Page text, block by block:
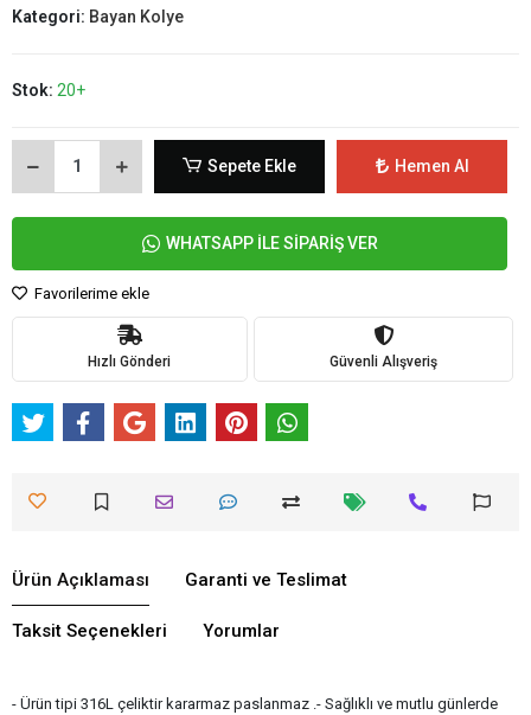
Kategori: Bayan Kolye
Stok: 20+
Sepete Ekle Hemen Al
WHATSAPP İLE SİPARİŞ VER
Favorilerime ekle
Hızlı Gönderi Güvenli Alışveriş
Ürün Açıklaması Garanti ve Teslimat
Taksit Seçenekleri Yorumlar
- Ürün tipi 316L çeliktir kararmaz paslanmaz .- Sağlıklı ve mutlu günlerde